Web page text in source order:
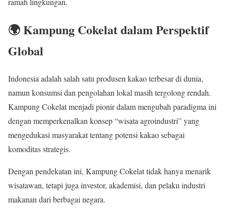
🌍 Kampung Cokelat dalam Perspektif
Global
Indonesia adalah salah satu produsen kakao terbesar di dunia,
namun konsumsi dan pengolahan lokal masih tergolong rendah.
Kampung Cokelat menjadi pionir dalam mengubah paradigma ini
dengan memperkenalkan konsep “wisata agroindustri” yang
mengedukasi masyarakat tentang potensi kakao sebagai
komoditas strategis.
Dengan pendekatan ini, Kampung Cokelat tidak hanya menarik
wisatawan, tetapi juga investor, akademisi, dan pelaku industri
makanan dari berbagai negara.